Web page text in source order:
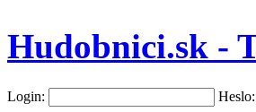
Hudobnici.sk -
Login: Heslo: